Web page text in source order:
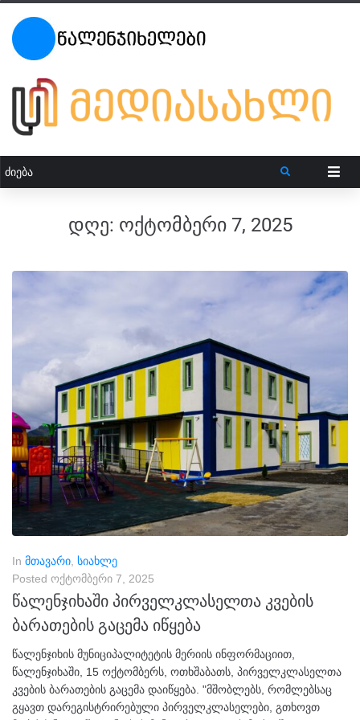
დღე: ოქტომბერი 7, 2025
In მთავარი სიახლე
Posted ოქტომბერი 7, 2025
წალენჯიხაში პირველკლასელთა კვების
ბარათების გაცემა იწყება
წალენჯიხის მუნიციპალიტეტის მერიის ინფორმაციით,
წალენჯიხაში, 15 ოქტომბერს, ოთხშაბათს, პირველკლასელთა
კვების ბარათების გაცემა დაიწყება. "მშობლებს, რომლებსაც
გყავთ დარეგისტრირებული პირველკლასელები, გთხოვთ